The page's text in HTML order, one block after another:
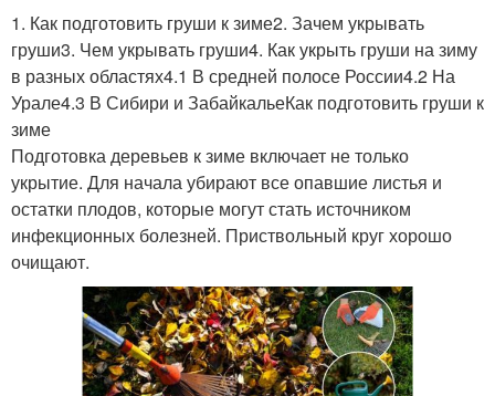
1. Как подготовить груши к зиме2. Зачем укрывать
груши3. Чем укрывать груши4. Как укрыть груши на зиму
в разных областях4.1 В средней полосе России4.2 На
Урале4.3 В Сибири и ЗабайкальеКак подготовить груши к
зиме
Подготовка деревьев к зиме включает не только
укрытие. Для начала убирают все опавшие листья и
остатки плодов, которые могут стать источником
инфекционных болезней. Приствольный круг хорошо
очищают.